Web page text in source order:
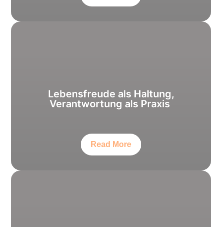
Lebensfreude als Haltung,
Verantwortung als Praxis
Read More